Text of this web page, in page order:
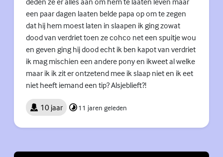
een paar dagen laaten belde papa op om te zegen
dat hij hem moest laten in slaapen ik ging zowat
dood van verdriet toen ze cohco net een spuitje wou
en geven ging hij dood echt ik ben kapot van verdriet
ik mag mischien een andere pony en ikweet al welke
maar ik ik zit er ontzetend mee ik slaap niet en ik eet
niet heeft iemand een tip? Alsjeblieft?!
10 jaar 11 jaren geleden